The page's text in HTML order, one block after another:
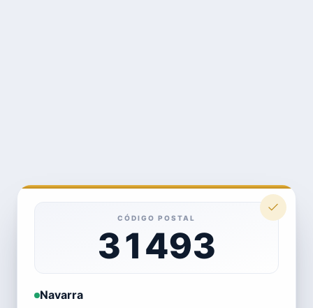
CÓDIGO POSTAL
31493
Navarra